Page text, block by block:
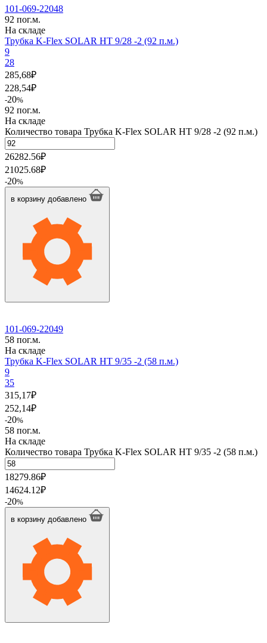
101-069-22048
92 пог.м.
На складе
Трубка K-Flex SOLAR HT 9/28 -2 (92 п.м.)
9
28
285,68₽
228,54₽
-20%
92 пог.м.
На складе
Количество товара Трубка K-Flex SOLAR HT 9/28 -2 (92 п.м.)
26282.56₽
21025.68₽
-20%
в корзину добавлено
101-069-22049
58 пог.м.
На складе
Трубка K-Flex SOLAR HT 9/35 -2 (58 п.м.)
9
35
315,17₽
252,14₽
-20%
58 пог.м.
На складе
Количество товара Трубка K-Flex SOLAR HT 9/35 -2 (58 п.м.)
18279.86₽
14624.12₽
-20%
в корзину добавлено